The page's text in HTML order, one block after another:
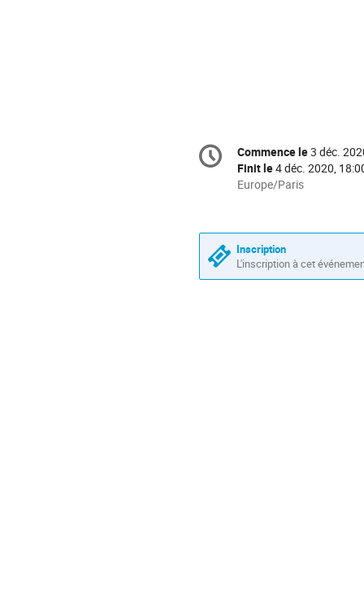
Information
de
Date/Heure
Commence le3 déc.
Finit le4 déc. 2020,
Toutes
sont
en
Europe/Paris
Europe/Paris
Inscription
L'inscription à cet